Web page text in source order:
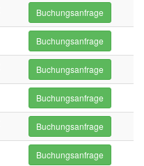
Buchungsanfrage
Buchungsanfrage
Buchungsanfrage
Buchungsanfrage
Buchungsanfrage
Buchungsanfrage